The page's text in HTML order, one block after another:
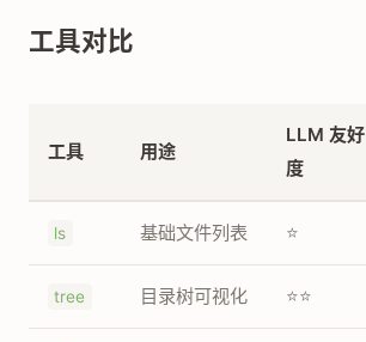
工具对比
工具 用途
LLM 友好
度
ls 基础文件列表 ⭐
tree 目录树可视化 ⭐⭐